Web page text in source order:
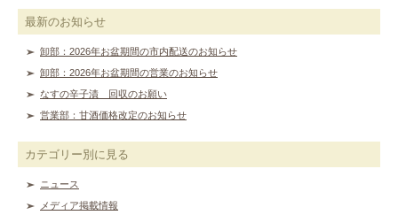
最新のお知らせ
卸部：2026年お盆期間の市内配送のお知らせ
卸部：2026年お盆期間の営業のお知らせ
なすの辛子漬 回収のお願い
営業部：甘酒価格改定のお知らせ
カテゴリー別に見る
ニュース
メディア掲載情報